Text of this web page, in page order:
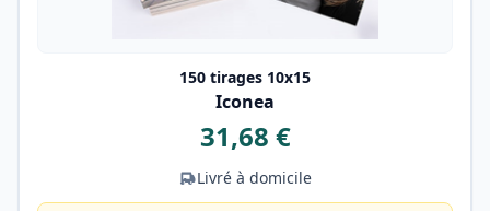
150 tirages 10x15
Iconea
31,68 €
Livré à domicile